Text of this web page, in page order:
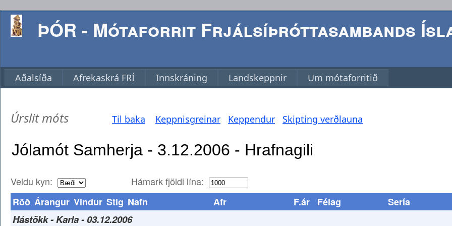
ÞÓR - Mótaforrit Frjálsíþróttasambands
Aðalsíða Afrekaskrá FRÍ Innskráning Landskeppnir Um mótaforritið
Úrslit móts Til baka Keppnisgreinar Keppendur Skipting verðlauna
Veldu kyn:
Hámark fjöldi lína:
Röð Árangur Vindur Stig Nafn Afr F.ár Félag Sería
Hástökk - Karla - 03.12.2006